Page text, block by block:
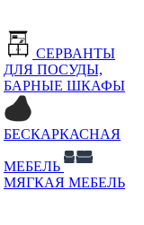
СЕРВАНТЫ
ДЛЯ ПОСУДЫ,
БАРНЫЕ ШКАФЫ
БЕСКАРКАСНАЯ
МЕБЕЛЬ
МЯГКАЯ МЕБЕЛЬ